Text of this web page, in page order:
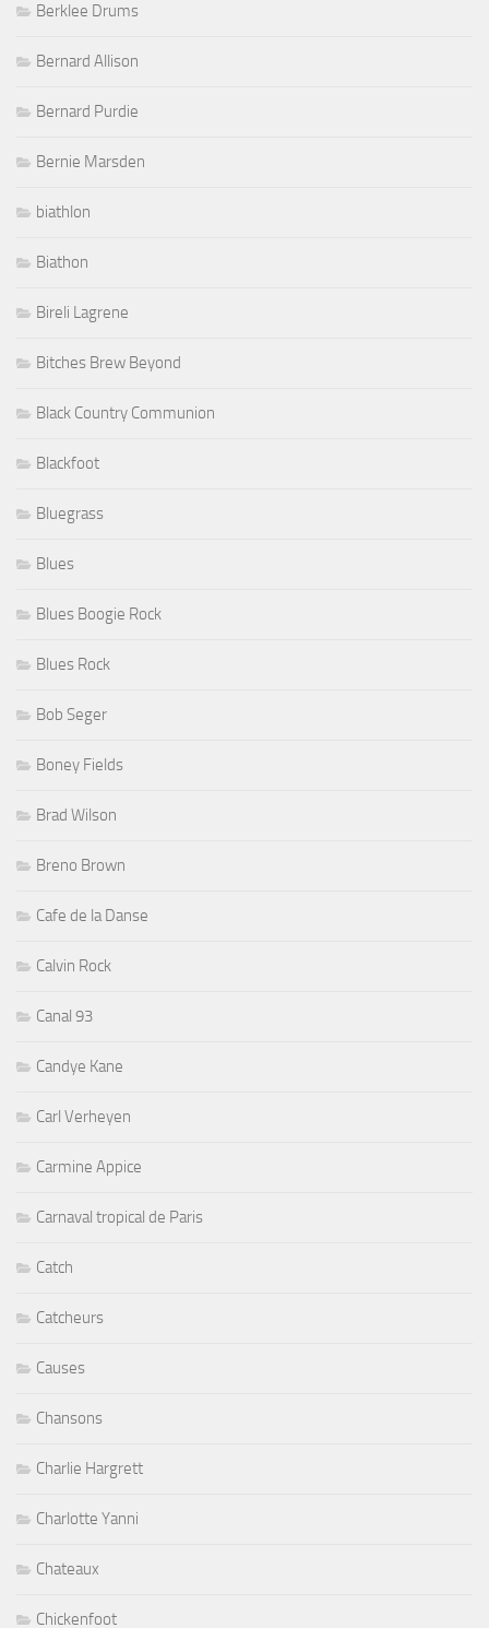
Berklee Drums
Bernard Allison
Bernard Purdie
Bernie Marsden
biathlon
Biathon
Bireli Lagrene
Bitches Brew Beyond
Black Country Communion
Blackfoot
Bluegrass
Blues
Blues Boogie Rock
Blues Rock
Bob Seger
Boney Fields
Brad Wilson
Breno Brown
Cafe de la Danse
Calvin Rock
Canal 93
Candye Kane
Carl Verheyen
Carmine Appice
Carnaval tropical de Paris
Catch
Catcheurs
Causes
Chansons
Charlie Hargrett
Charlotte Yanni
Chateaux
Chickenfoot